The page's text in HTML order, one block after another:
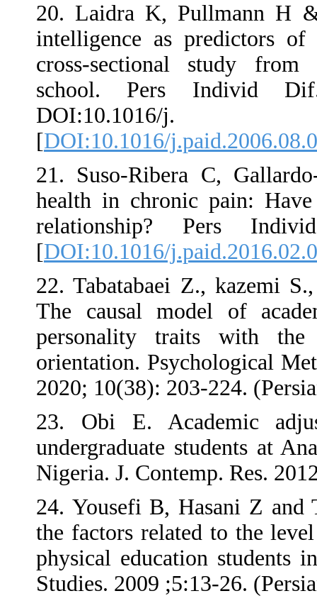
20. Laidra K,
intelligence
cross-
school.
[DOI:10.1016/
21. Suso-
health in
[DOI:10.1016/
22.
The causal
personality
orientation.
2020; 10(38):
23. Obi E.
Nigeria. J.
24. Yousefi
the factors
physical
Studies. 2009